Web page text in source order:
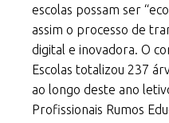
escolas possam ser
assim o processo de
digital e inovadora. O
Escolas totalizou 237
ao longo deste ano
Profissionais Rumos